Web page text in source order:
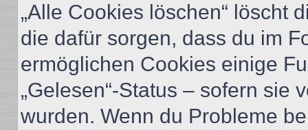
„Alle Cookies löschen“ löscht
die dafür sorgen, dass du im
ermöglichen Cookies einige
„Gelesen“-Status – sofern sie
wurden. Wenn du Probleme